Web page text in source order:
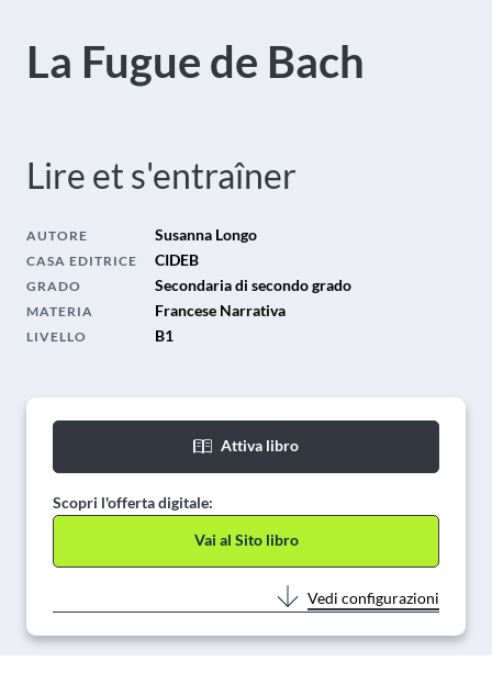
La Fugue de Bach
Lire et s'entraîner
AUTORE Susanna Longo
CASA EDITRICE CIDEB
GRADO Secondaria di secondo grado
MATERIA Francese Narrativa
LIVELLO B1
Attiva libro
Scopri l'offerta digitale:
Vai al Sito libro
Vedi configurazioni